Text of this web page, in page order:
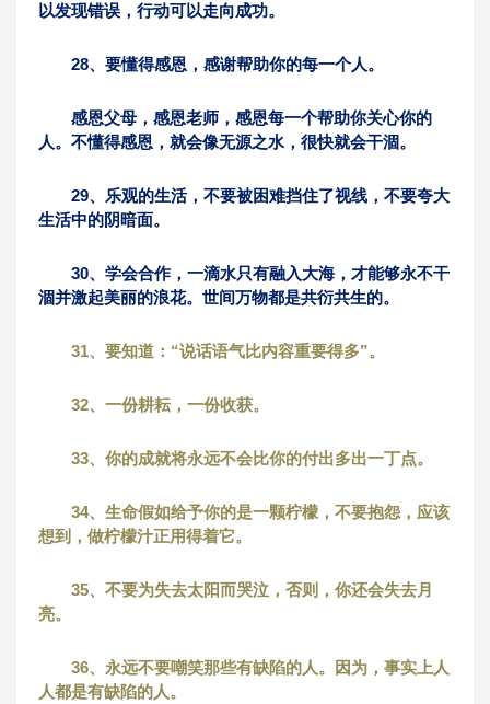
以发现错误，行动可以走向成功。
28、要懂得感恩，感谢帮助你的每一个人。
感恩父母，感恩老师，感恩每一个帮助你关心你的
人。不懂得感恩，就会像无源之水，很快就会干涸。
29、乐观的生活，不要被困难挡住了视线，不要夸大
生活中的阴暗面。
30、学会合作，一滴水只有融入大海，才能够永不干
涸并激起美丽的浪花。世间万物都是共衍共生的。
31、要知道：“说话语气比内容重要得多”。
32、一份耕耘，一份收获。
33、你的成就将永远不会比你的付出多出一丁点。
34、生命假如给予你的是一颗柠檬，不要抱怨，应该
想到，做柠檬汁正用得着它。
35、不要为失去太阳而哭泣，否则，你还会失去月
亮。
36、永远不要嘲笑那些有缺陷的人。因为，事实上人
人都是有缺陷的人。